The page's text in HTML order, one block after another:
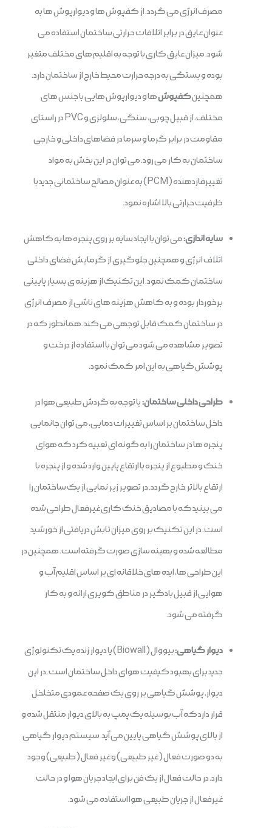
مصرف انرژی می گردد. از کفپوش ها و دیوارپوش ها به
عنوان عایق در برابر اتلافات حرارتی ساختمان استفاده می
شود. میزان عایق کاری با توجه به اقلیم های مختلف متغیر
بوده و بستگی به درجه حرارت محیط خارج از ساختمان دارد.
همچنینکفپوشها و دیوارپوش هایی با جنس های
مختلف، از قبیل چوبی، سنگی، سلولزی و PVC در راستای
مقاومت در برابر گرما و سرما در فضاهای داخلی و خارجی
ساختمان به کار می رود. می توان در این بخش به مواد
تغییرفازدهنده (PCM) به عنوان مصالح ساختمانی جدید با
ظرفیت حرارتی بالا اشاره نمود.
سایه اندازی:می توان با ایجاد سایه بر روی پنجره ها به کاهش
اتلاف انرژی و همچنین جلوگیری از گرمایش فضای داخلی
ساختمان کمک نمود. این تکنیک از هزینه ی بسیار پایینی
برخوردار بوده و به کاهش هزینه های ناشی از مصرف انرژی
در ساختمان کمک قابل توجهی می کند. همانطور که در
تصویر مشاهده می شود می توان با استفاده از درخت و
پوشش گیاهی به این امر کمک نمود.
طراحی داخلی ساختمان:یا توجه به گردش طبیعی هوا در
داخل ساختمان بر اساس تغییرات دمایی، می توان جانمایی
پنجره ها در ساختمان را به گونه ای تعبیه کرد که هوای
خنک و مطبوع از پنجره با ارتقاع پایین وارد شده و از پنجره با
ارتقاع بالاتر خارج گردد. در تصویر زیر نمایی از یک ساختمان را
می بینید که با مصادیق خنک کاری غیرفعال طراحی شده
است. در این تکنیک بر روی میزان تابش دریافتی از خورشید
مطالعه شده و بهینه سازی صورت گرفته است. همچنین در
این طراحی ها، ایده های خلاقانه ای بر اساس اقلیم آب و
هوایی از قبیل بادگیر در مناطق کویری ارائه و به کار
گرفته می شود.
دیوار گیاهی:
بیووال (Biowall) یا دیوار زنده یک تکنولوژی
جدید برای بهبود کیفیت هوای داخل ساختمان است. در این
دیوار، پوشش گیاهی بر روی یک صفحه عمودی متخلخل
قرار دارد که آب بوسیله یک پمپ به بالای دیوار منتقل شده و
از بالای پوشش گیاهی پایین می آید. سیستم دیوار گیاهی
به دو صورت فعال (غیر طبیعی) و غیر فعال (طبیعی) وجود
دارد. در حالت فعال از یک فن برای ایجاد جریان هوا و در حالت
غیرفعال از جریان طبیعی هوا استفاده می شود.